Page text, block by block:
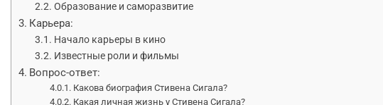
Образование и саморазвитие
Карьера:
Начало карьеры в кино
Известные роли и фильмы
Вопрос-ответ:
Какова биография Стивена Сигала?
Какая личная жизнь у Стивена Сигала?